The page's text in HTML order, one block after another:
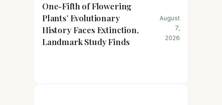
One-Fifth of Flowering
Plants’ Evolutionary
History Faces Extinction,
Landmark Study Finds
August
7,
2026